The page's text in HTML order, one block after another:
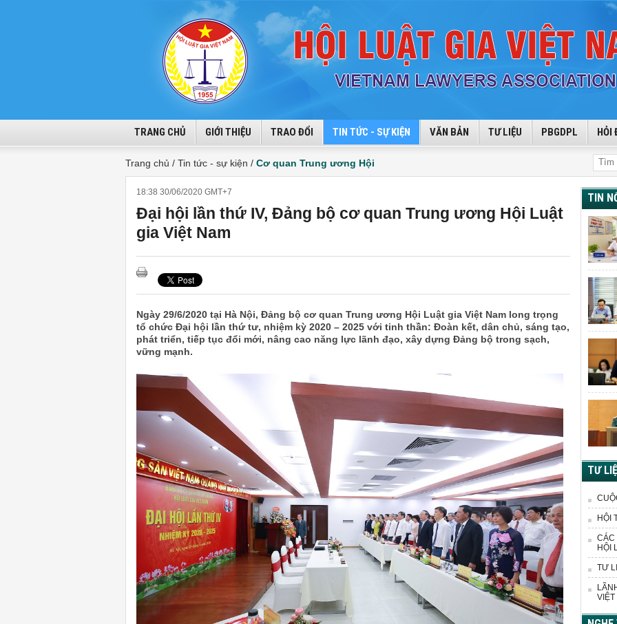
TRANG CHỦ GIỚI THIỆU TRAO ĐỔI TIN TỨC - SỰ KIỆN VĂN BẢN TƯ LIỆU PBGDPL HỎI
Trang chủ / Tin tức - sự kiện / Cơ quan Trung ương Hội
18:38 30/06/2020 GMT+7
Đại hội lần thứ IV, Đảng bộ cơ quan Trung ương Hội Luật
gia Việt Nam
Ngày 29/6/2020 tại Hà Nội, Đảng bộ cơ quan Trung ương Hội Luật gia Việt Nam long trọng
tổ chức Đại hội lần thứ tư, nhiệm kỳ 2020 – 2025 với tinh thần: Đoàn kết, dân chủ, sáng tạo,
phát triển, tiếp tục đổi mới, nâng cao năng lực lãnh đạo, xây dựng Đảng bộ trong sạch,
vững mạnh.
TIN
TƯ
HỘI
CÁC
HỘI
TƯ
VIỆT